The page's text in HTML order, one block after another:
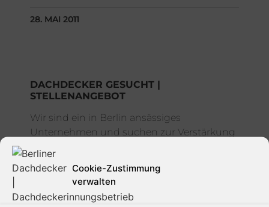
Cookie-Zustimmung
verwalten
28. MAI 2011
DACHDECKER GESUCHT |
STELLENANGEBOT
Wir sind ein in Berlin ansässiges
Unternehmen und suchen zur Verstärkung
Dachdecker – Dach-, Wand- und
Abdichtungstechnik in Vollzeit.